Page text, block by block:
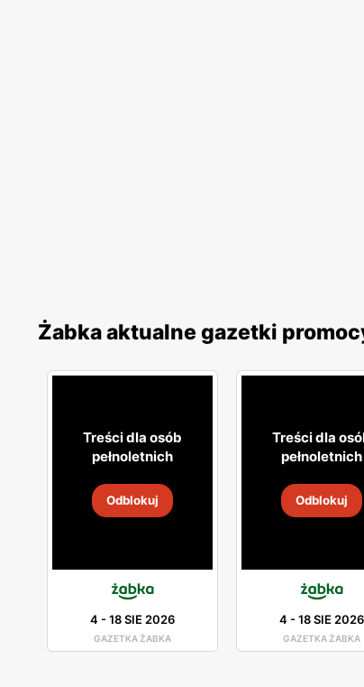
Żabka aktualne gazetki
Treści dla osób
pełnoletnich
Odblokuj
4 -18 SIE 2026
GAZETKA ŻABKA
Treści dla
pełnoletnich
Odblokuj
4 -18 SIE 2026
GAZETKA ŻABKA